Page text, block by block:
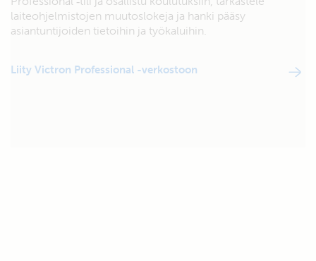
laiteohjelmistojen muutoslokeja ja hanki pääsy
asiantuntijoiden tietoihin ja työkaluihin.
Liity Victron Professional -verkostoon